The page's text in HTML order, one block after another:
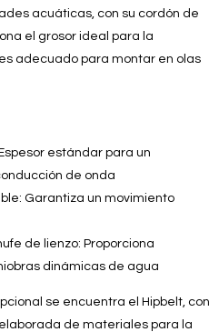
acuáticas, con su cordón de
el grosor ideal para la
adecuado para montar en olas
estándar para un
de onda
Garantiza un movimiento
de lienzo: Proporciona
dinámicas de agua
se encuentra el Hipbelt, con
de materiales para la